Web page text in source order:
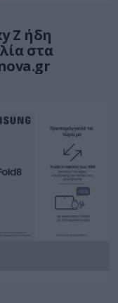
Ζ ήδη
στα